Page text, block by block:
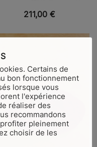
VUE RAPIDE
211,00 €
Certains de
bon fonctionnement
lorsque vous
l'expérience
réaliser des
recommandons
pleinement
choisir de les